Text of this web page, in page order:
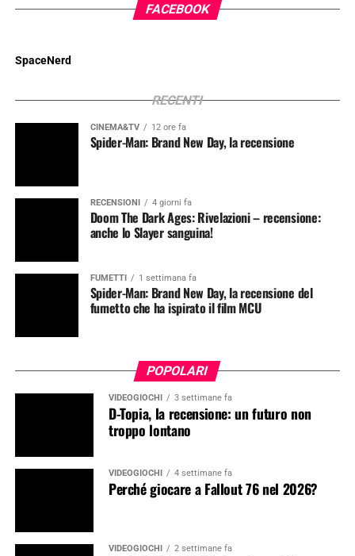
FACEBOOK
SpaceNerd
RECENTI
CINEMA&TV 12 ore fa
Spider-Man: Brand New Day, la recensione
RECENSIONI 4 giorni fa
Doom The Dark Ages: Rivelazioni – recensione:
anche lo Slayer sanguina!
FUMETTI 1 settimana fa
Spider-Man: Brand New Day, la recensione del
fumetto che ha ispirato il film MCU
POPOLARI
VIDEOGIOCHI 3 settimane fa
D-Topia, la recensione: un futuro non
troppo lontano
VIDEOGIOCHI 4 settimane fa
Perché giocare a Fallout 76 nel 2026?
VIDEOGIOCHI 2 settimane fa